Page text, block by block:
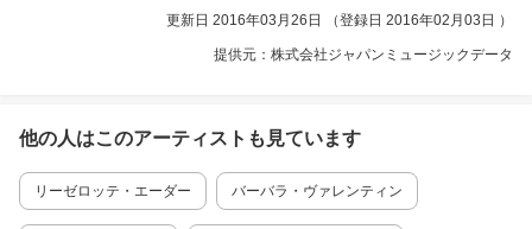
更新日 2016年03月26日 （登録日 2016年02月03日 ）
提供元：株式会社ジャパンミュージックデータ
他の人はこのアーティスト も見ています
リーゼロッテ・エーダー バーバラ・ヴァレンティン